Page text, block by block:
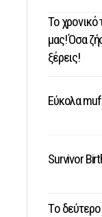
Το χρονικό
μας! Όσα
ξέρεις!
Εύκολα
Survivor
Tο δεύτερο